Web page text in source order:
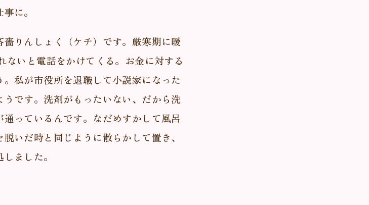
に。
りんしょく（ケチ）です。厳寒期に暖
ないと電話をかけてくる。お金に対する
私が市役所を退職して小説家になった
です。洗剤がもったいない、だから洗
っているんです。なだめすかして風呂
いだ時と同じように散らかして置き、
ました。